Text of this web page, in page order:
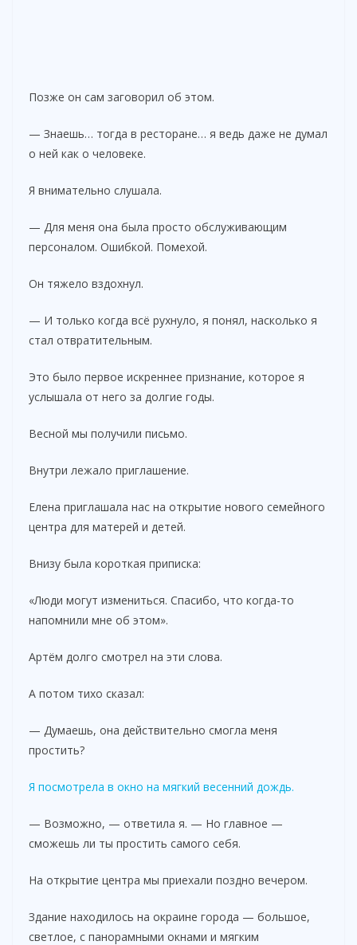
Позже он сам заговорил об этом.
— Знаешь… тогда в ресторане… я ведь даже не думал
о ней как о человеке.
Я внимательно слушала.
— Для меня она была просто обслуживающим
персоналом. Ошибкой. Помехой.
Он тяжело вздохнул.
— И только когда всё рухнуло, я понял, насколько я
стал отвратительным.
Это было первое искреннее признание, которое я
услышала от него за долгие годы.
Весной мы получили письмо.
Внутри лежало приглашение.
Елена приглашала нас на открытие нового семейного
центра для матерей и детей.
Внизу была короткая приписка:
«Люди могут измениться. Спасибо, что когда-то
напомнили мне об этом».
Артём долго смотрел на эти слова.
А потом тихо сказал:
— Думаешь, она действительно смогла меня
простить?
Я посмотрела в окно на мягкий весенний дождь.
— Возможно, — ответила я. — Но главное —
сможешь ли ты простить самого себя.
На открытие центра мы приехали поздно вечером.
Здание находилось на окраине города — большое,
светлое, с панорамными окнами и мягким